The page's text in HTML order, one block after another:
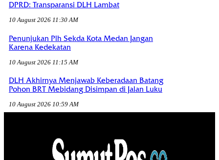
DPRD: Transparansi DLH Lambat
10 August 2026 11:30 AM
Penunjukan Plh Sekda Kota Medan Jangan
Karena Kedekatan
10 August 2026 11:15 AM
DLH Akhirnya Menjawab Keberadaan Batang
Pohon BRT Mebidang Disimpan di Jalan Luku
10 August 2026 10:59 AM